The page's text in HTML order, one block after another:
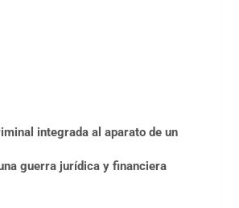
integrada al aparato de un
guerra jurídica y financiera